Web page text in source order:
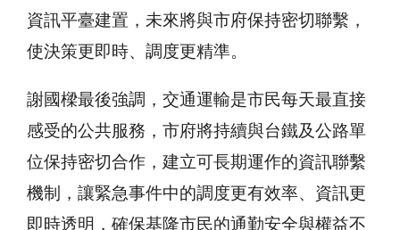
資訊平臺建置，未來將與市府保持密切聯繫，
使決策更即時、調度更精準。
謝國樑最後強調，交通運輸是市民每天最直接
感受的公共服務，市府將持續與台鐵及公路單
位保持密切合作，建立可長期運作的資訊聯繫
機制，讓緊急事件中的調度更有效率、資訊更
即時透明，確保基隆市民的通勤安全與權益不